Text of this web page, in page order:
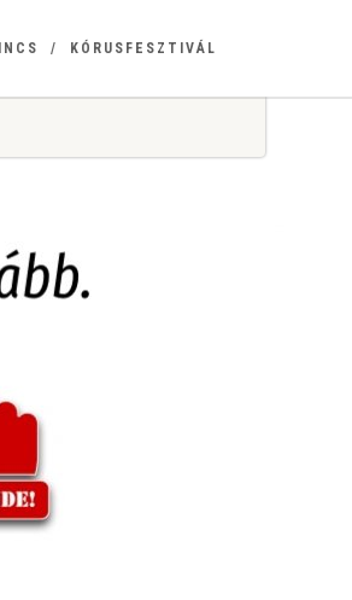
KÓRUSFESZTIVÁL